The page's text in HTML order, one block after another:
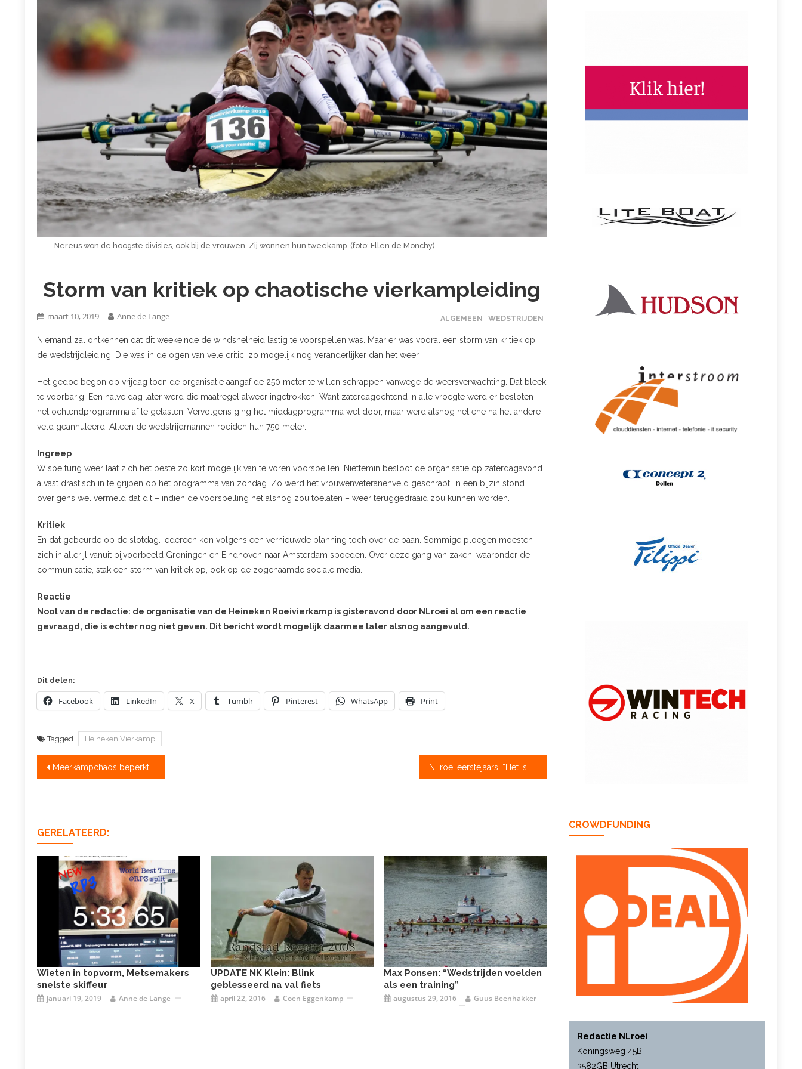
Nereus won de hoogste divisies, ook bij de vrouwen. Zij wonnen hun tweekamp. (foto: Ellen de Monchy).
Storm van kritiek op chaotische vierkampleiding
ALGEMEEN WEDSTRIJDEN
maart 10, 2019 Anne de Lange
Niemand zal ontkennen dat dit weekeinde de windsnelheid lastig te voorspellen was. Maar er was vooral een storm van kritiek op
de wedstrijdleiding. Die was in de ogen van vele critici zo mogelijk nog veranderlijker dan het weer.
Het gedoe begon op vrijdag toen de organisatie aangaf de 250 meter te willen schrappen vanwege de weersverwachting. Dat bleek
te voorbarig. Een halve dag later werd die maatregel alweer ingetrokken. Want zaterdagochtend in alle vroegte werd er besloten
het ochtendprogramma af te gelasten. Vervolgens ging het middagprogramma wel door, maar werd alsnog het ene na het andere
veld geannuleerd. Alleen de wedstrijdmannen roeiden hun 750 meter.
Ingreep
Wispelturig weer laat zich het beste zo kort mogelijk van te voren voorspellen. Niettemin besloot de organisatie op zaterdagavond
alvast drastisch in te grijpen op het programma van zondag. Zo werd het vrouwenveteranenveld geschrapt. In een bijzin stond
overigens wel vermeld dat dit – indien de voorspelling het alsnog zou toelaten – weer teruggedraaid zou kunnen worden.
Kritiek
En dat gebeurde op de slotdag. Iedereen kon volgens een vernieuwde planning toch over de baan. Sommige ploegen moesten
zich in allerijl vanuit bijvoorbeeld Groningen en Eindhoven naar Amsterdam spoeden. Over deze gang van zaken, waaronder de
communicatie, stak een storm van kritiek op, ook op de zogenaamde sociale media.
Reactie
Noot van de redactie: de organisatie van de Heineken Roeivierkamp is gisteravond door NLroei al om een reactie
gevraagd, die is echter nog niet geven. Dit bericht wordt mogelijk daarmee later alsnog aangevuld.
Dit delen:
Facebook LinkedIn X Tumblr Pinterest WhatsApp Print
Tagged Heineken Vierkamp
Bericht
Meerkampchaos beperkt NLroei eerstejaars: “Het is nooit genoeg en het kan altijd harder”
GERELATEERD:
Wieten in topvorm, Metsemakers
snelste skiffeur
januari 19, 2019 Anne de Lange
UPDATE NK Klein: Blink
geblesseerd na val fiets
april 22, 2016 Coen Eggenkamp
Max Ponsen: “Wedstrijden voelden
als een training”
augustus 29, 2016 Guus Beenhakker
CROWDFUNDING
Redactie NLroei
Koningsweg 45B
3582GB Utrecht